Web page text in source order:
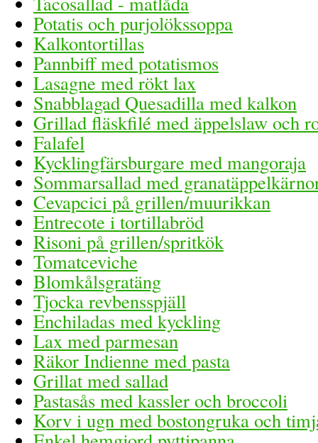
Potatis och purjolökssoppa
Kalkontortillas
Pannbiff med potatismos
Lasagne med rökt lax
Snabblagad Quesadilla med kalkon
Grillad fläskfilé med äppelslaw och
Falafel
Kycklingfärsburgare med mangoraja
Sommarsallad med
Cevapcici på grillen/muurikkan
Entrecote i tortillabröd
Risoni på grillen/spritkök
Tomatceviche
Blomkålsgratäng
Tjocka revbensspjäll
Enchiladas med kyckling
Lax med parmesan
Räkor Indienne med pasta
Grillat med sallad
Pastasås med kassler och broccoli
Korv i ugn med bostongruka och